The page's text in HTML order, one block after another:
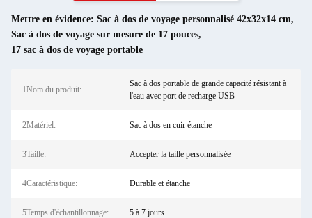
Mettre en évidence: Sac à dos de voyage personnalisé 42x32x14 cm,
Sac à dos de voyage sur mesure de 17 pouces,
17 sac à dos de voyage portable
1Nom du produit:
Sac à dos portable de grande capacité résistant à
l'eau avec port de recharge USB
2Matériel: Sac à dos en cuir étanche
3Taille: Accepter la taille personnalisée
4Caractéristique: Durable et étanche
5Temps d'échantillonnage: 5 à 7 jours